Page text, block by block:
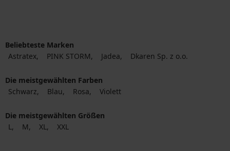
Beliebteste Marken
Astratex
PINK STORM Jadea Dkaren Sp. z o.o.
Die meistgewählten Farben
Schwarz
Blau Rosa Violett
Die meistgewählten Größen
L
M XL XXL